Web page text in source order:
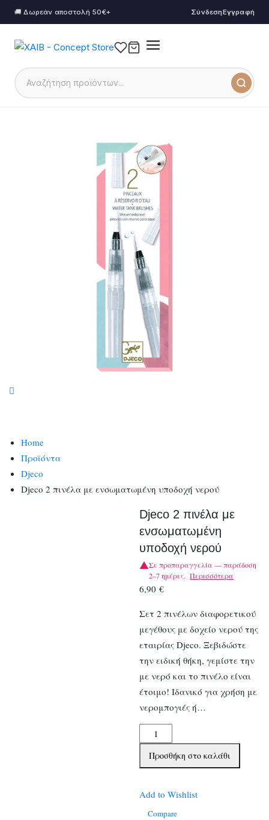
🚚 Δωρεάν αποστολή 50€+ ΣύνδεσηΕγγραφή
Home
Προϊόντα
Djeco
Djeco 2 πινέλα με ενσωματωμένη υποδοχή νερού
Djeco 2 πινέλα με
ενσωματωμένη
υποδοχή νερού
Σε προπαραγγελία — παράδοση
2–7 ημέρες. Περισσότερα
6,90€
Σετ 2 πινέλων διαφορετικού
μεγέθους με δοχείο νερού της
εταιρίας Djeco. Ξεβιδώστε
την ειδική θήκη, γεμίστε την
με νερό και το πινέλο είναι
έτοιμο! Ιδανικό για χρήση με
νερομπογιές ή…
Djeco
2
πινέλα
ενσωματωμένη
υποδοχή
Προσθήκη στο καλάθι
Add to Wishlist
Compare